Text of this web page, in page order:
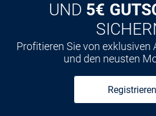
UND 5€
Profitieren Sie von exklusiven
und den neusten
Registrieren